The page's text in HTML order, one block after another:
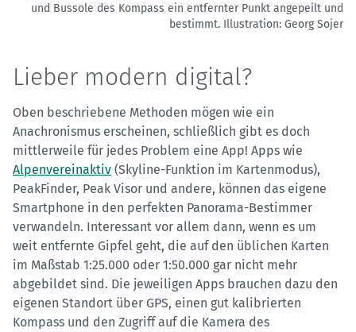
und Bussole des Kompass ein entfernter Punkt angepeilt und
bestimmt. Illustration: Georg Sojer
Lieber modern digital?
Oben beschriebene Methoden mögen wie ein
Anachronismus erscheinen, schließlich gibt es doch
mittlerweile für jedes Problem eine App! Apps wie
Alpenvereinaktiv (Skyline-Funktion im Kartenmodus),
PeakFinder, Peak Visor und andere, können das eigene
Smartphone in den perfekten Panorama-Bestimmer
verwandeln. Interessant vor allem dann, wenn es um
weit entfernte Gipfel geht, die auf den üblichen Karten
im Maßstab 1:25.000 oder 1:50.000 gar nicht mehr
abgebildet sind. Die jeweiligen Apps brauchen dazu den
eigenen Standort über GPS, einen gut kalibrierten
Kompass und den Zugriff auf die Kamera des